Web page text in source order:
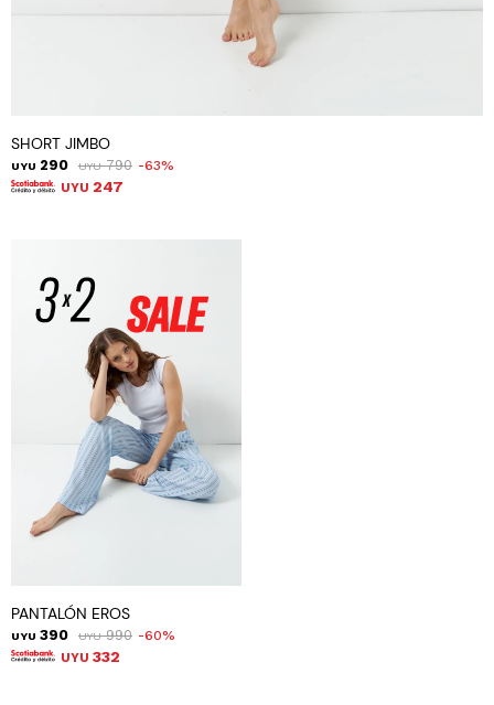
SHORT JIMBO
UYU 290 UYU 790 63
UYU 247
PANTALÓN EROS
UYU 390 UYU 990 60
UYU 332